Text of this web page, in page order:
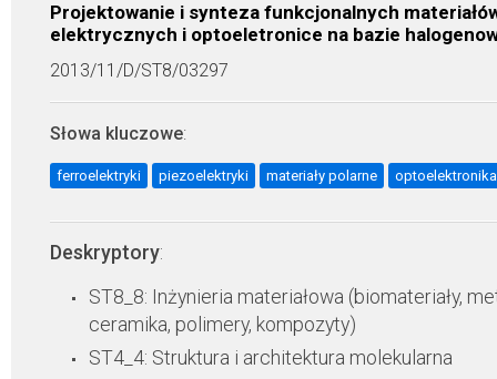
Projektowanie i synteza funkcjonalnych
elektrycznych i optoeletronice na bazie
2013/11/D/ST8/03297
Słowa kluczowe:
ferroelektryki piezoelektryki materiały polarne optoelektronika
Deskryptory:
ST8_8: Inżynieria materiałowa (biomateriały,
ceramika, polimery, kompozyty)
ST4_4: Struktura i architektura molekularna